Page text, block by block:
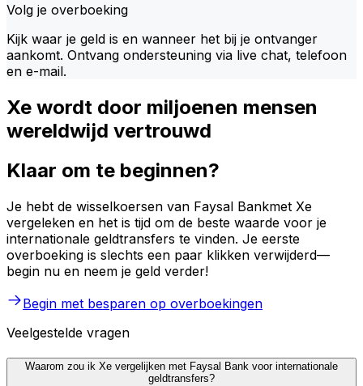
Volg je overboeking
Kijk waar je geld is en wanneer het bij je ontvanger
aankomt. Ontvang ondersteuning via live chat, telefoon
en e-mail.
Xe wordt door miljoenen mensen
wereldwijd vertrouwd
Klaar om te beginnen?
Je hebt de wisselkoersen van Faysal Bankmet Xe
vergeleken en het is tijd om de beste waarde voor je
internationale geldtransfers te vinden. Je eerste
overboeking is slechts een paar klikken verwijderd—
begin nu en neem je geld verder!
Begin met besparen op overboekingen
Veelgestelde vragen
Waarom zou ik Xe vergelijken met Faysal Bank voor internationale
geldtransfers?